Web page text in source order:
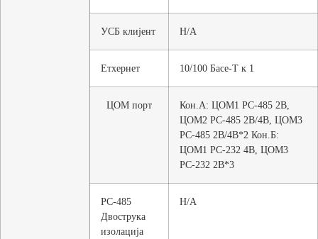
УСБ клијент Н/А
Етхернет 10/100 Басе-Т к 1
ЦОМ порт
Кон.А: ЦОМ1 РС-485 2В,
ЦОМ2 РС-485 2В/4В, ЦОМ3
РС-485 2В/4В*2 Кон.Б:
ЦОМ1 РС-232 4В, ЦОМ3
РС-232 2В*3
РС-485
Двострука
изолација
Н/А